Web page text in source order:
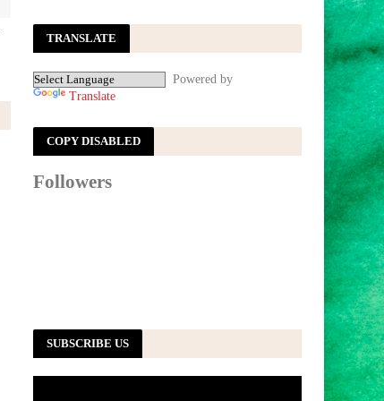
TRANSLATE
Powered by
Translate
COPY DISABLED
Followers
SUBSCRIBE US